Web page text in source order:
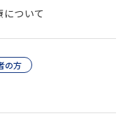
ついて
の方